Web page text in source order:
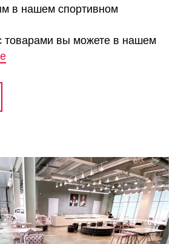
в нашем спортивном
товарами вы можете в нашем